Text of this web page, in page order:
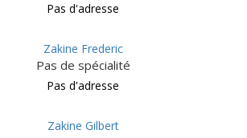
Pas d'adresse
Zakine Frederic
Pas de spécialité
Pas d'adresse
Zakine Gilbert